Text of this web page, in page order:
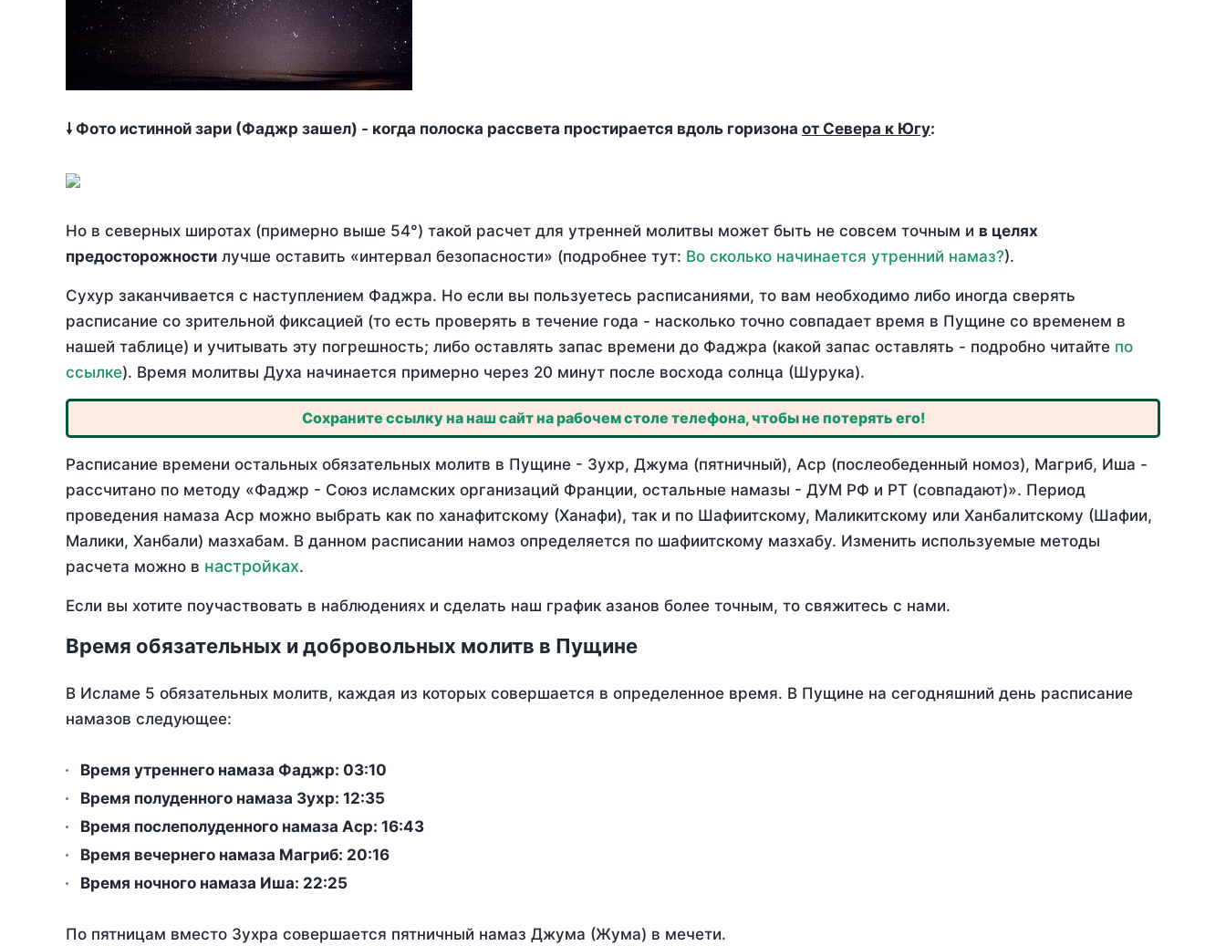
🠗 Фото истинной зари (Фаджр зашел) - когда полоска рассвета простирается вдоль горизона от Севера к Югу:
Но в северных широтах (примерно выше 54°) такой расчет для утренней молитвы может быть не совсем точным и в целях
предосторожности лучше оставить «интервал безопасности» (подробнее тут: Во сколько начинается утренний намаз?).
Сухур заканчивается с наступлением Фаджра. Но если вы пользуетесь расписаниями, то вам необходимо либо иногда сверять
расписание со зрительной фиксацией (то есть проверять в течение года - насколько точно совпадает время в Пущине со временем в
нашей таблице) и учитывать эту погрешность; либо оставлять запас времени до Фаджра (какой запас оставлять - подробно читайте по
ссылке). Время молитвы Духа начинается примерно через 20 минут после восхода солнца (Шурука).
Сохраните ссылку на наш сайт на рабочем столе телефона, чтобы не потерять его!
Расписание времени остальных обязательных молитв в Пущине - Зухр, Джума (пятничный), Аср (послеобеденный номоз), Магриб, Иша -
рассчитано по методу «Фаджр - Союз исламских организаций Франции, остальные намазы - ДУМ РФ и РТ (совпадают)». Период
проведения намаза Аср можно выбрать как по ханафитскому (Ханафи), так и по Шафиитскому, Маликитскому или Ханбалитскому (Шафии,
Малики, Ханбали) мазхабам. В данном расписании намоз определяется по шафиитскому мазхабу. Изменить используемые методы
расчета можно в настройках.
Если вы хотите поучаствовать в наблюдениях и сделать наш график азанов более точным, то свяжитесь с нами.
Время обязательных и добровольных молитв в Пущине
В Исламе 5 обязательных молитв, каждая из которых совершается в определенное время. В Пущине на сегодняшний день расписание
намазов следующее:
Время утреннего намаза Фаджр: 03:10
Время полуденного намаза Зухр: 12:35
Время послеполуденного намаза Аср: 16:43
Время вечернего намаза Магриб: 20:16
Время ночного намаза Иша: 22:25
По пятницам вместо Зухра совершается пятничный намаз Джума (Жума) в мечети.